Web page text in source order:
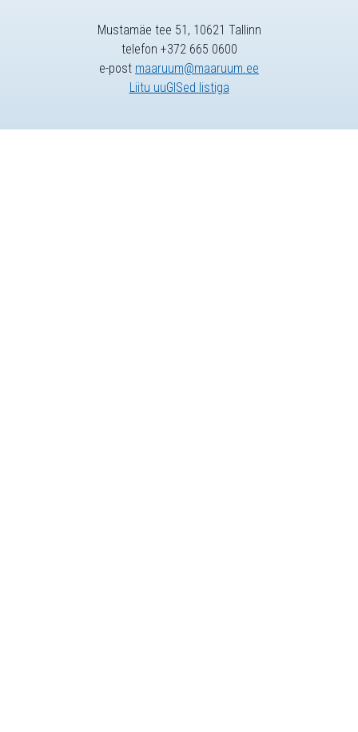
Mustamäe tee 51, 10621 Tallinn
telefon +372 665 0600
e-post maaruum@maaruum.ee
Liitu uuGISed listiga